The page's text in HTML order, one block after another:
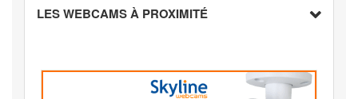
LES WEBCAMS À PROXIMITÉ